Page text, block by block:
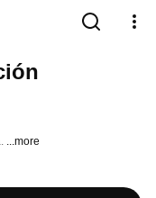
...more